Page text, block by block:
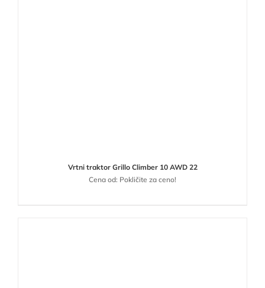
Vrtni traktor Grillo Climber 10 AWD 22
Cena od: Pokličite za ceno!